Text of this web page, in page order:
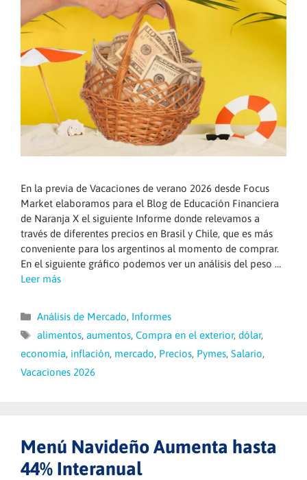
En la previa de Vacaciones de verano 2026 desde Focus
Market elaboramos para el Blog de Educación Financiera
de Naranja X el siguiente Informe donde relevamos a
través de diferentes precios en Brasil y Chile, que es más
conveniente para los argentinos al momento de comprar.
En el siguiente gráfico podemos ver un análisis del peso …
Leer más
Categorías
Análisis de Mercado, Informes
Etiquetas
alimentos, aumentos, Compra en el exterior, dólar,
economía, inflación, mercado, Precios, Pymes, Salario,
Vacaciones 2026
Menú Navideño Aumenta hasta
44% Interanual